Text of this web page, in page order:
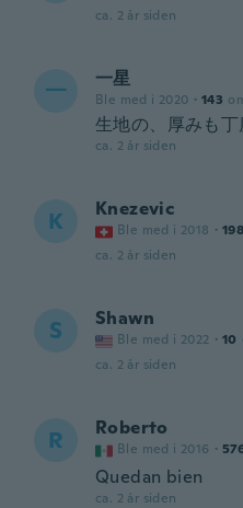
ca. 2 år siden
一 一星
Ble med i 2020 · 143
生地の、厚みも丁
ca. 2 år siden
K Knezevic
Ble med i 2018 · 198
ca. 2 år siden
S Shawn
Ble med i 2022 · 10
ca. 2 år siden
R Roberto
Ble med i 2016 ·
Quedan bien
ca. 2 år siden